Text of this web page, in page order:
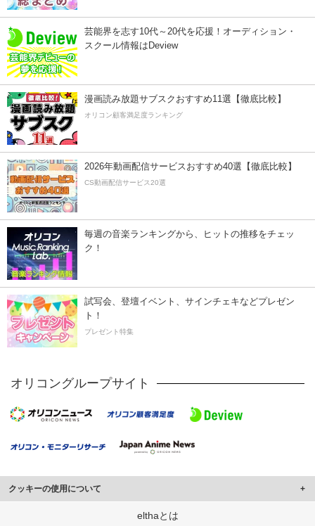
芸能界を志す10代～20代を応援！オーディション・
スクール情報はDeview
漫画読み放題サブスクおすすめ11選【徹底比較】
オリコン顧客満足度ランキング
2026年動画配信サービスおすすめ40選【徹底比較】
CS動画配信サービス20選
毎週の音楽ランキングから、ヒットの推移をチェッ
ク！
試写会、登壇イベント、サインチェキなどプレゼン
ト！
プレゼント特集
オリコングループサイト
クッキーの使用について
このサイトでは Cookie を使用して、ユーザーに合わせたコンテンツや広告の
elthaとは